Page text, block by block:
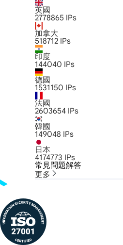
英國
2778865 IPs
加拿大
518712 IPs
印度
144040 IPs
德國
1531150 IPs
法國
2603654 IPs
韓國
149048 IPs
日本
4174773 IPs
常見問題解答
更多